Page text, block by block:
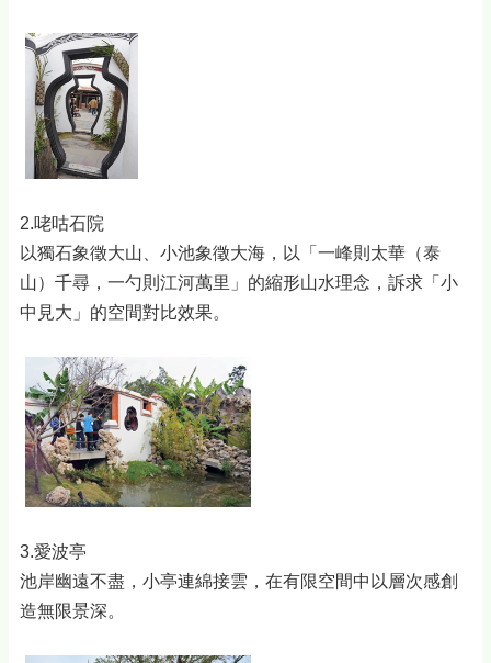
2.咾咕石院
以獨石象徵大山、小池象徵大海，以「一峰則太華（泰
山）千尋，一勺則江河萬里」的縮形山水理念，訴求「小
中見大」的空間對比效果。
3.愛波亭
池岸幽遠不盡，小亭連綿接雲，在有限空間中以層次感創
造無限景深。